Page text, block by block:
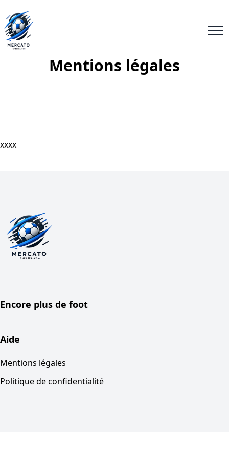
Mentions légales
xxxx
Encore plus de foot
Aide
Mentions légales
Politique de confidentialité